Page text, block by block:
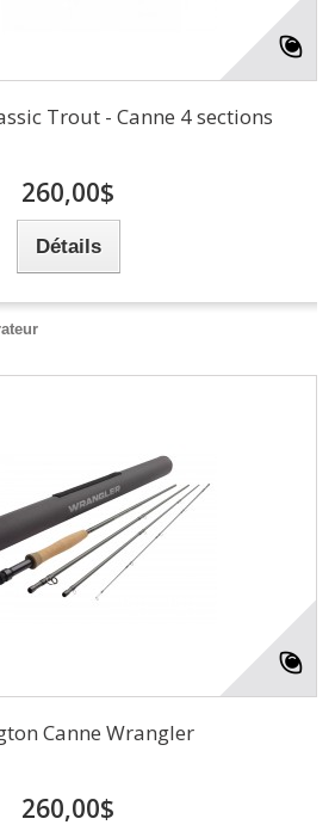
Trout - Canne 4 sections
260,00$
Détails
Canne Wrangler
260,00$